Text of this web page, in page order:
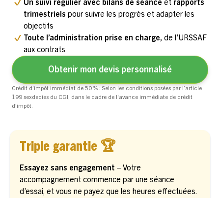
Un suivi régulier avec bilans de séance et rapports
trimestriels pour suivre les progrès et adapter les
objectifs
Toute l’administration prise en charge, de l’URSSAF
aux contrats
Obtenir mon devis personnalisé
Crédit d’impôt immédiat de 50 % : Selon les conditions posées par l’article
199 sexdecies du CGI, dans le cadre de l'avance immédiate de crédit
d'impôt.
Triple garantie 🏆
Essayez sans engagement – Votre
accompagnement commence par une séance
d’essai, et vous ne payez que les heures effectuées.